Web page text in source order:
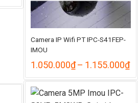
Camera IP Wifi PT IPC-S41FEP-
IMOU
1.050.000₫– 1.155.000₫
từ
từ
627.000₫